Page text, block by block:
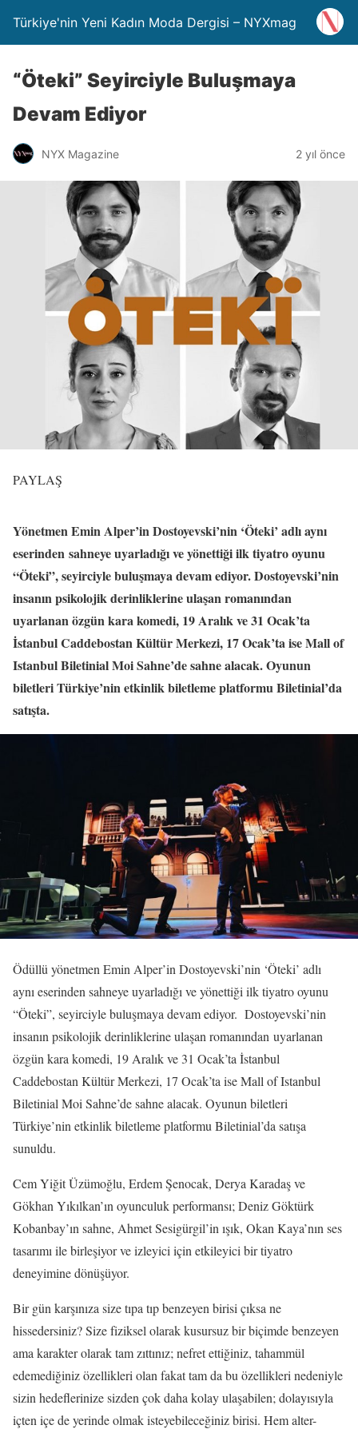
Türkiye'nin Yeni Kadın Moda Dergisi – NYXmag
“Öteki” Seyirciyle Buluşmaya
Devam Ediyor
NYX Magazine 2 yıl önce
PAYLAŞ
Yönetmen Emin Alper’in Dostoyevski’nin ‘Öteki’ adlı aynı
eserinden sahneye uyarladığı ve yönettiği ilk tiyatro oyunu
“Öteki”, seyirciyle buluşmaya devam ediyor. Dostoyevski’nin
insanın psikolojik derinliklerine ulaşan romanından
uyarlanan özgün kara komedi, 19 Aralık ve 31 Ocak’ta
İstanbul Caddebostan Kültür Merkezi, 17 Ocak’ta ise Mall of
Istanbul Biletinial Moi Sahne’de sahne alacak. Oyunun
biletleri Türkiye’nin etkinlik biletleme platformu Biletinial’da
satışta.
Ödüllü yönetmen Emin Alper’in Dostoyevski’nin ‘Öteki’ adlı
aynı eserinden sahneye uyarladığı ve yönettiği ilk tiyatro oyunu
“Öteki”, seyirciyle buluşmaya devam ediyor. Dostoyevski’nin
insanın psikolojik derinliklerine ulaşan romanından uyarlanan
özgün kara komedi, 19 Aralık ve 31 Ocak’ta İstanbul
Caddebostan Kültür Merkezi, 17 Ocak’ta ise Mall of Istanbul
Biletinial Moi Sahne’de sahne alacak. Oyunun biletleri
Türkiye’nin etkinlik biletleme platformu Biletinial’da satışa
sunuldu.
Cem Yiğit Üzümoğlu, Erdem Şenocak, Derya Karadaş ve
Gökhan Yıkılkan’ın oyunculuk performansı; Deniz Göktürk
Kobanbay’ın sahne, Ahmet Sesigürgil’in ışık, Okan Kaya’nın ses
tasarımı ile birleşiyor ve izleyici için etkileyici bir tiyatro
deneyimine dönüşüyor.
Bir gün karşınıza size tıpa tıp benzeyen birisi çıksa ne
hissedersiniz? Size fiziksel olarak kusursuz bir biçimde benzeyen
ama karakter olarak tam zıttınız; nefret ettiğiniz, tahammül
edemediğiniz özellikleri olan fakat tam da bu özellikleri nedeniyle
sizin hedeflerinize sizden çok daha kolay ulaşabilen; dolayısıyla
içten içe de yerinde olmak isteyebileceğiniz birisi. Hem alter-